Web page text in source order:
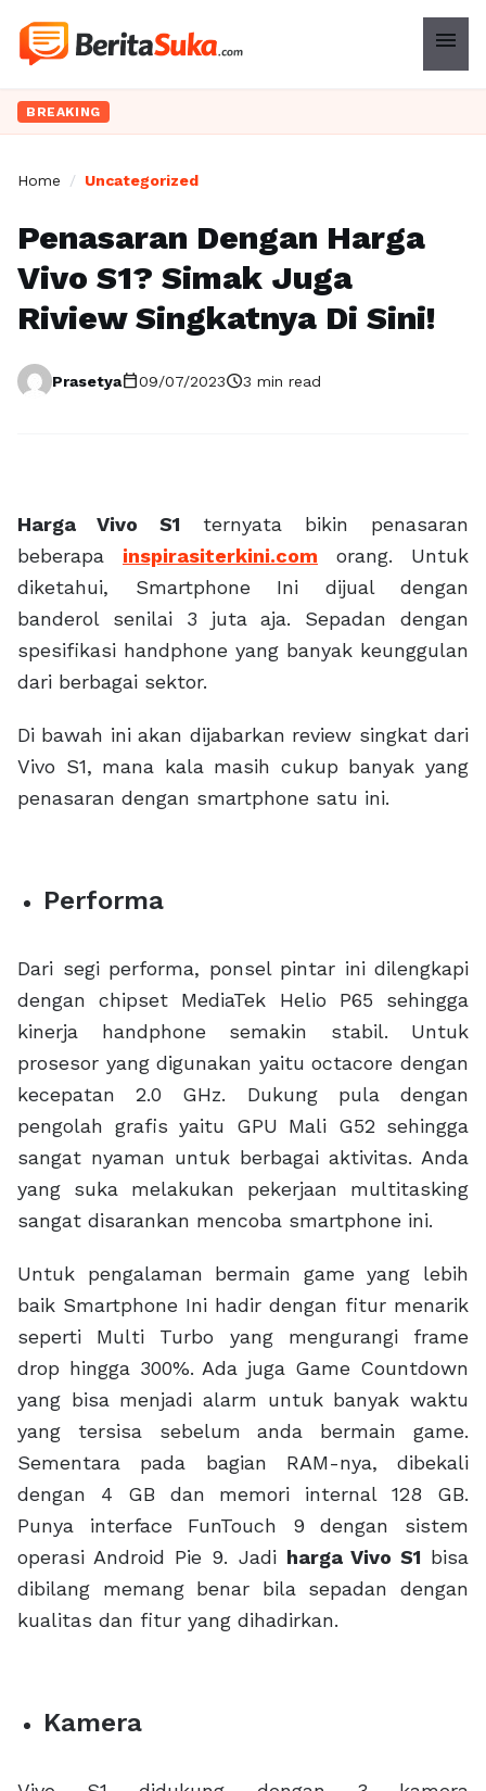
menu
BREAKING
Home / Uncategorized
Penasaran Dengan Harga
Vivo S1? Simak Juga
Riview Singkatnya Di Sini!
Prasetyacalendar_today09/07/2023schedule3 min read
Harga Vivo S1 ternyata bikin penasaran
beberapa inspirasiterkini.com orang. Untuk
diketahui, Smartphone Ini dijual dengan
banderol senilai 3 juta aja. Sepadan dengan
spesifikasi handphone yang banyak keunggulan
dari berbagai sektor.
Di bawah ini akan dijabarkan review singkat dari
Vivo S1, mana kala masih cukup banyak yang
penasaran dengan smartphone satu ini.
Performa
Dari segi performa, ponsel pintar ini dilengkapi
dengan chipset MediaTek Helio P65 sehingga
kinerja handphone semakin stabil. Untuk
prosesor yang digunakan yaitu octacore dengan
kecepatan 2.0 GHz. Dukung pula dengan
pengolah grafis yaitu GPU Mali G52 sehingga
sangat nyaman untuk berbagai aktivitas. Anda
yang suka melakukan pekerjaan multitasking
sangat disarankan mencoba smartphone ini.
Untuk pengalaman bermain game yang lebih
baik Smartphone Ini hadir dengan fitur menarik
seperti Multi Turbo yang mengurangi frame
drop hingga 300%. Ada juga Game Countdown
yang bisa menjadi alarm untuk banyak waktu
yang tersisa sebelum anda bermain game.
Sementara pada bagian RAM-nya, dibekali
dengan 4 GB dan memori internal 128 GB.
Punya interface FunTouch 9 dengan sistem
operasi Android Pie 9. Jadi harga Vivo S1 bisa
dibilang memang benar bila sepadan dengan
kualitas dan fitur yang dihadirkan.
Kamera